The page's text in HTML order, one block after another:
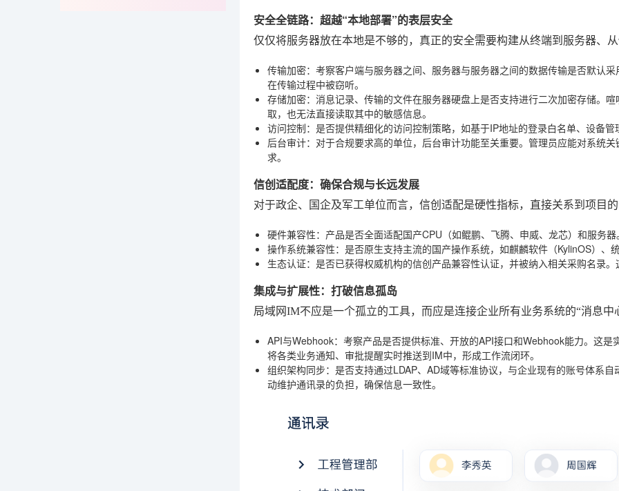
安全全链路：超越“本地部署”的表层安全
仅仅将服务器放在本地是不够的，真正的安全需要构建从终端到服务器、
传输加密：考察客户端与服务器之间、服务器与服务器之间的数据传输是否默认
在传输过程中被窃听。
存储加密：消息记录、传输的文件在服务器硬盘上是否支持进行二次加密存储。
取，也无法直接读取其中的敏感信息。
访问控制：是否提供精细化的访问控制策略，如基于IP地址的登录白名单、设备
后台审计：对于合规要求高的单位，后台审计功能至关重要。管理员应能对系统
求。
信创适配度：确保合规与长远发展
对于政企、国企及军工单位而言，信创适配是硬性指标，直接关系到项目
硬件兼容性：产品是否全面适配国产CPU（如鲲鹏、飞腾、申威、龙芯）和服务器
操作系统兼容性：是否原生支持主流的国产操作系统，如麒麟软件（KylinOS）、
生态认证：是否已获得权威机构的信创产品兼容性认证，并被纳入相关采购名录
集成与扩展性：打破信息孤岛
局域网IM不应是一个孤立的工具，而应是连接企业所有业务系统的“消息中
API与Webhook：考察产品是否提供标准、开放的API接口和Webhook能力。这
将各类业务通知、审批提醒实时推送到IM中，形成工作流闭环。
组织架构同步：是否支持通过LDAP、AD域等标准协议，与企业现有的账号体系
动维护通讯录的负担，确保信息一致性。